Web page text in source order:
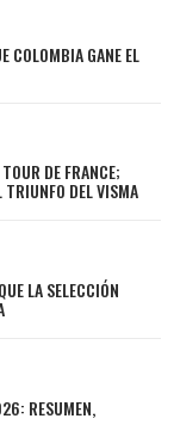
COLOMBIA GANE EL
DE FRANCE;
TRIUNFO DEL VISMA
LA SELECCIÓN
RESUMEN,